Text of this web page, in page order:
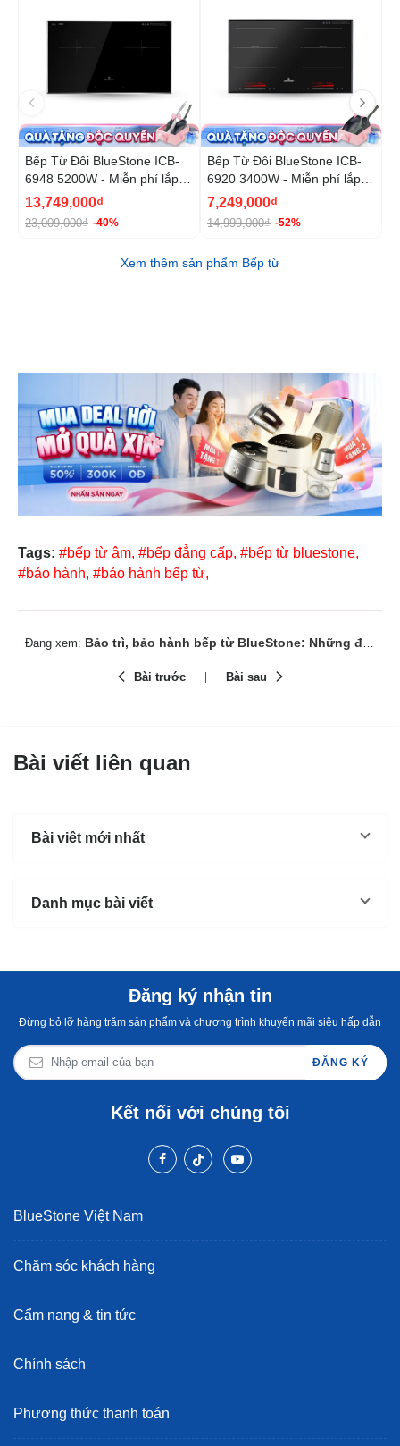
Bếp Từ Đôi BlueStone ICB-
6948 5200W - Miễn phí lắp
đặt, cắt đá
13,749,000₫
23,009,000₫ -40%
Bếp Từ Đôi BlueStone ICB-
6920 3400W - Miễn phí lắp
đặt, cắt đá
7,249,000₫
14,999,000₫ -52%
Xem thêm sản phẩm Bếp từ
Tags: #bếp từ âm, #bếp đẳng cấp, #bếp từ bluestone,
#bảo hành, #bảo hành bếp từ,
Đang xem: Bảo trì, bảo hành bếp từ BlueStone: Những điều cần biết sau khi mua
Bài trước Bài sau
Bài viết liên quan
Bài viêt mới nhất
Danh mục bài viết
Đăng ký nhận tin
Đừng bỏ lỡ hàng trăm sản phẩm và chương trình khuyến mãi siêu hấp dẫn
ĐĂNG KÝ
Kết nối với chúng tôi
BlueStone Việt Nam
Chăm sóc khách hàng
Cẩm nang & tin tức
Chính sách
Phương thức thanh toán